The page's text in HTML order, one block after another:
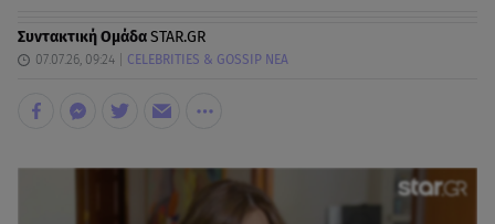
Συντακτική ΟμάδαSTAR.GR
07.07.26, 09:24 CELEBRITIES & GOSSIP ΝΕΑ